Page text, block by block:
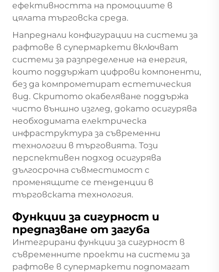
ефективността на промоциите в
цялата търговска среда.
Напреднали конфигурации на системи за
рафтове в супермаркети включват
системи за разпределение на енергия,
които поддържат цифрови компоненти,
без да компрометират естетическия
вид. Скритото окабеляване поддържа
чисто външно изглед, докато осигурява
необходимата електрическа
инфраструктура за съвременни
технологии в търговията. Този
перспективен подход осигурява
дългосрочна съвместимост с
променящите се тенденции в
търговската технология.
Функции за сигурност и
предпазване от загуба
Интегрирани функции за сигурност в
съвременните проекти на системи за
рафтове в супермаркети подпомагат